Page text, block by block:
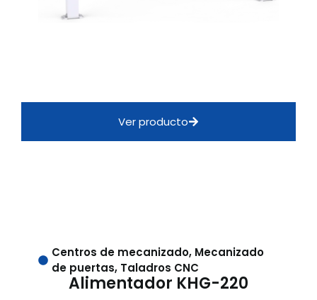
Ver producto
Centros de mecanizado, Mecanizado
de puertas, Taladros CNC
Alimentador KHG-220